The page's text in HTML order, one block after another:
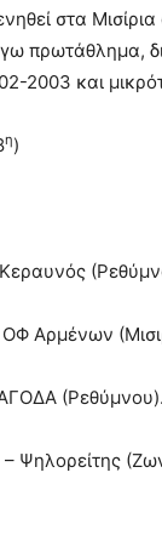
στα
πρωτάθλημα,
2003 και
η)
Αρμένων
(Ρεθύμνου).
Ψηλορείτης